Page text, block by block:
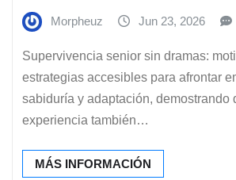
Morpheuz Jun 23, 2026
Supervivencia senior sin dramas:
estrategias accesibles para afrontar
sabiduría y adaptación, demostrando
experiencia también…
MÁS INFORMACIÓN